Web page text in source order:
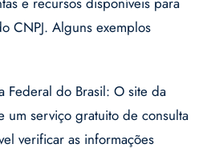
CNPJ. Alguns exemplos
Federal do Brasil: O site da
um serviço gratuito de consulta
verificar as informações